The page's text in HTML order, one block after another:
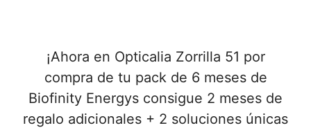
¡Ahora en Opticalia Zorrilla 51 por
compra de tu pack de 6 meses de
Biofinity Energys consigue 2 meses de
regalo adicionales + 2 soluciones únicas